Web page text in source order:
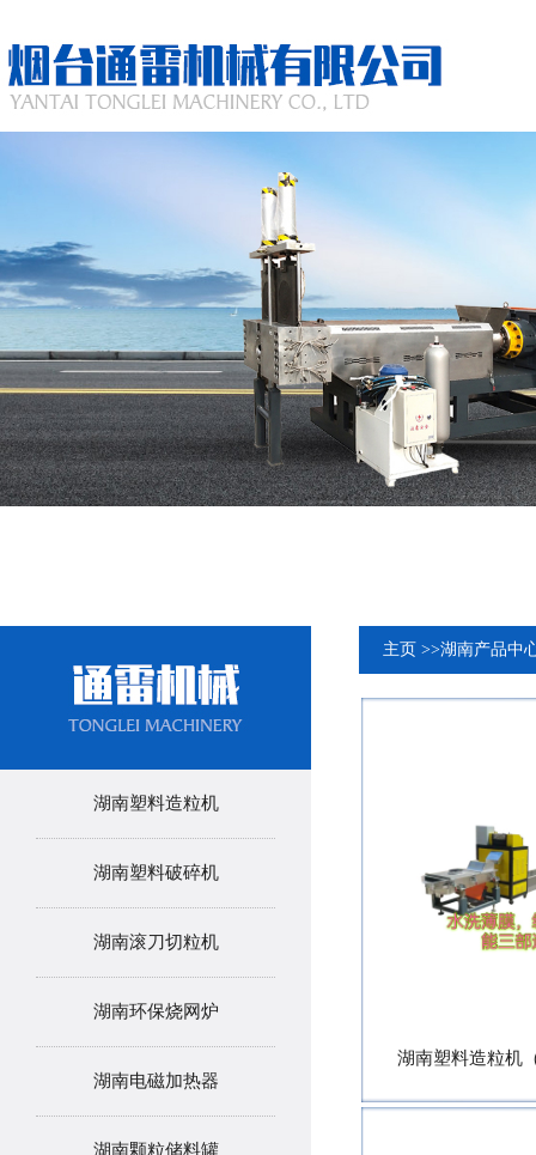
湖南塑料造粒机
湖南塑料破碎机
湖南滚刀切粒机
湖南环保烧网炉
湖南电磁加热器
湖南颗粒储料罐
主页 >>湖南产品中
湖南塑料造粒机